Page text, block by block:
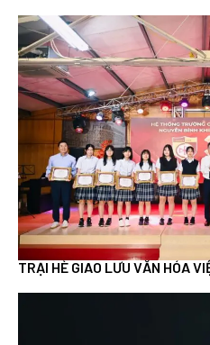
TRẠI HÈ GIAO LƯU VĂN HÓA